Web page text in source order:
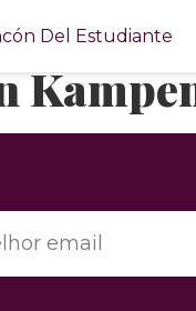
Del Estudiante